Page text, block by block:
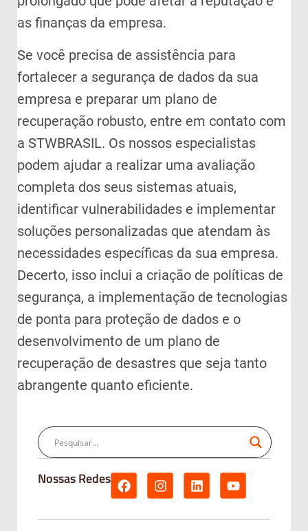
as finanças da empresa.
Se você precisa de assistência para
fortalecer a segurança de dados da sua
empresa e preparar um plano de
recuperação robusto, entre em contato com
a STWBRASIL. Os nossos especialistas
podem ajudar a realizar uma avaliação
completa dos seus sistemas atuais,
identificar vulnerabilidades e implementar
soluções personalizadas que atendam às
necessidades específicas da sua empresa.
Decerto, isso inclui a criação de políticas de
segurança, a implementação de tecnologias
de ponta para proteção de dados e o
desenvolvimento de um plano de
recuperação de desastres que seja tanto
abrangente quanto eficiente.
Nossas Redes